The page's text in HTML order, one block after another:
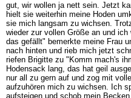
gut, wir wollen ja nett sein. Jetzt
hielt sie weiterhin meine Hoden
sie mich langsam zu wichsen.
wieder zur vollen Größe an und
das gefällt" bemerkte meine Frau
nach hinten und rieb mich jetzt
riefen Brigitte zu "Komm mach's
Hodensack lang, das hat geil
nur all zu gern auf und zog mit
aufzuhören mich zu wichsen. Ich
aufsteigen und schob mein